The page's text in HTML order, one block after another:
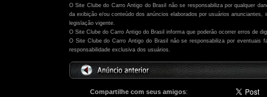
O Site Clube do Carro Antigo do Brasil não se responsabiliza por qualquer
da exibição e/ou conteúdo dos anúncios elaborados por usuários
legislação vigente.
O Site Clube do Carro Antigo do Brasil informa que poderão ocorrer erros de
O Site Clube do Carro Antigo do Brasil não se responsabiliza por eventuais
responsabilidade exclusiva dos usuários.
Compartilhe com seus amigos: